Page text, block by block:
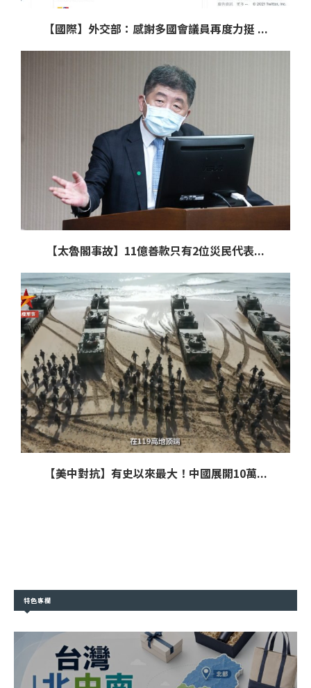
【國際】外交部：感謝多國會議員再度力挺 ...
【太魯閣事故】11億善款只有2位災民代表...
【美中對抗】有史以來最大！中國展開10萬...
特色專欄